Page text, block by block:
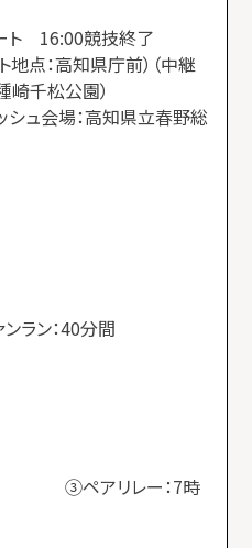
16:00競技終了
：高知県庁前）（中継
崎千松公園）
：高知県立春野総
ン:7時間
：40分間
ー：7時